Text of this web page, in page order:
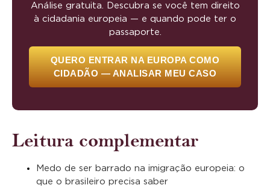
Análise gratuita. Descubra se você tem direito
à cidadania europeia — e quando pode ter o
passaporte.
QUERO ENTRAR NA EUROPA COMO
CIDADÃO — ANALISAR MEU CASO
Leitura complementar
Medo de ser barrado na imigração europeia: o
que o brasileiro precisa saber